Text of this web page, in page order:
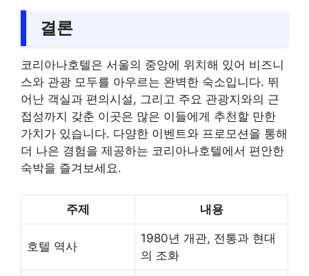
결론
코리아나호텔은 서울의 중앙에 위치해 있어 비즈니
스와 관광 모두를 아우르는 완벽한 숙소입니다. 뛰
어난 객실과 편의시설, 그리고 주요 관광지와의 근
접성까지 갖춘 이곳은 많은 이들에게 추천할 만한
가치가 있습니다. 다양한 이벤트와 프로모션을 통해
더 나은 경험을 제공하는 코리아나호텔에서 편안한
숙박을 즐겨보세요.
주제 내용
호텔 역사
1980년 개관, 전통과 현대
의 조화